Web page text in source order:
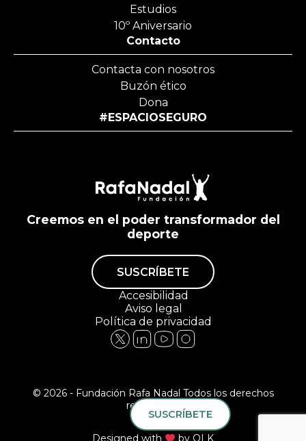
Estudios
10º Aniversario
Contacto
Contacta con nosotros
Buzón ético
Dona
#ESPACIOSEGURO
Creemos en el poder transformador del
deporte
SUSCRÍBETE
Accesibilidad
Aviso legal
Política de privacidad
© 2026 - Fundación Rafa Nadal Todos los derechos
reservados.
Designed with by QLK
SUSCRÍBETE